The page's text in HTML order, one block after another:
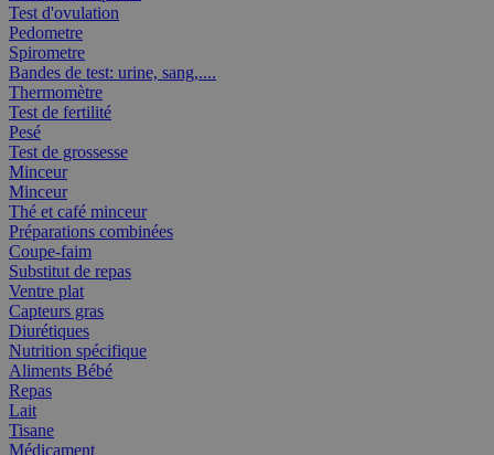
Test d'ovulation
Pedometre
Spirometre
Bandes de test: urine, sang,....
Thermomètre
Test de fertilité
Pesé
Test de grossesse
Minceur
Minceur
Thé et café minceur
Préparations combinées
Coupe-faim
Substitut de repas
Ventre plat
Capteurs gras
Diurétiques
Nutrition spécifique
Aliments Bébé
Repas
Lait
Tisane
Médicament